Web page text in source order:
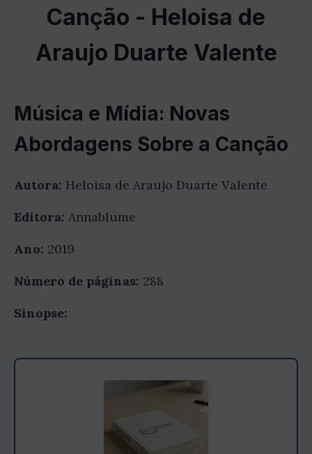
Canção - Heloisa de
Araujo Duarte Valente
Música e Mídia: Novas
Abordagens Sobre a Canção
Autora: Heloisa de Araujo Duarte Valente
Editora: Annablume
Ano: 2019
Número de páginas: 288
Sinopse: